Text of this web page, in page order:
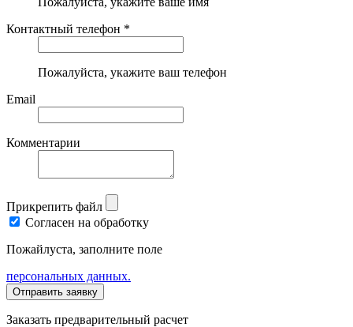
Контактный телефон *
Пожалуйста, укажите ваш телефон
Email
Комментарии
Прикрепить файл
Согласен на обработку
Пожайлуста, заполните поле
персональных данных.
Заказать предварительный расчет